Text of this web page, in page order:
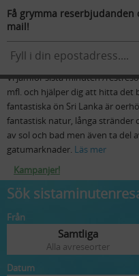
Sista minuten resor
Vi jämför sista minuten /
mfl. och hjälper dig att hitta det
fantastiska ön Sri Lanka är
fantastisk natur, långa stränder
av sol och bad men även ta del
gatumarknader. Läs mer
Kampanjer!
Sök
Från
Samtliga
Alla avreseorter
Datum
Få grymma
mail!